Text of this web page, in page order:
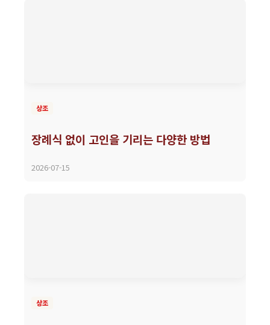
상조
장례식 없이 고인을 기리는 다양한 방법
2026-07-15
상조